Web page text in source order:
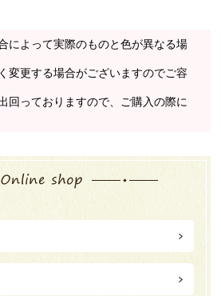
によって実際のものと色が異なる場
変更する場合がございますのでご容
回っておりますので、ご購入の際に